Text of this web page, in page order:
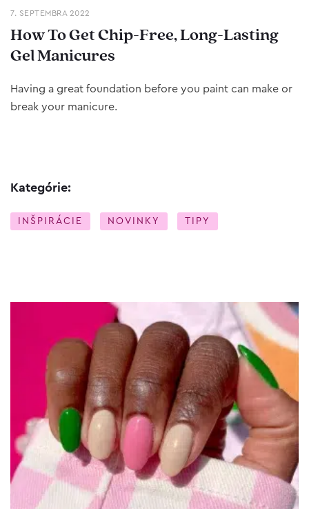
7. SEPTEMBRA 2022
How To Get Chip-Free, Long-Lasting
Gel Manicures
Having a great foundation before you paint can make or
break your manicure.
Kategórie:
INŠPIRÁCIE NOVINKY TIPY